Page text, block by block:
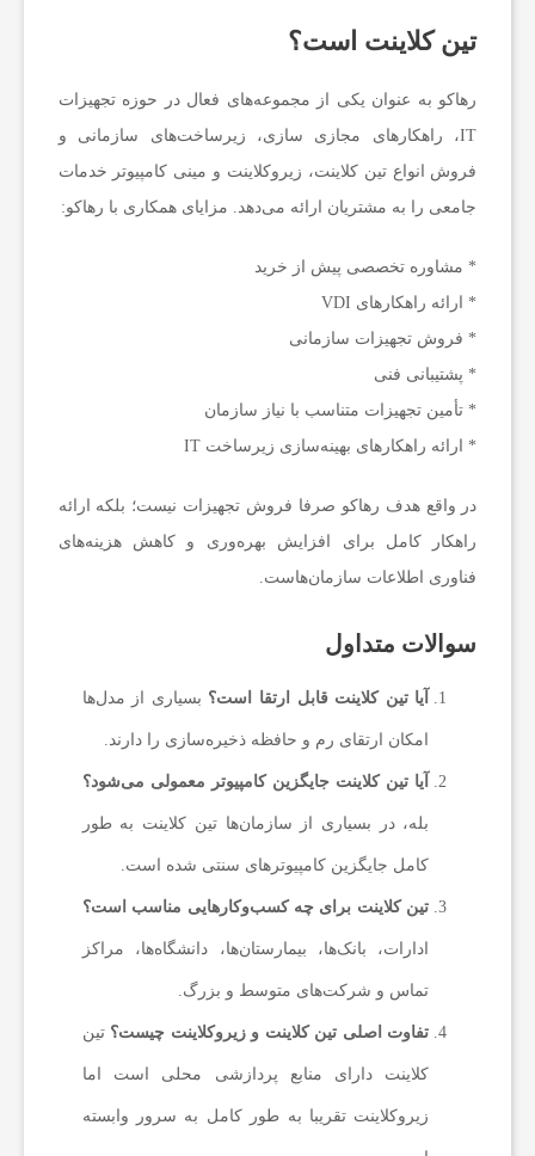
تین کلاینت است؟
رهاکو به عنوان یکی از مجموعه‌های فعال در حوزه تجهیزات
IT، راهکارهای مجازی‌ سازی، زیرساخت‌های سازمانی و
فروش انواع تین کلاینت، زیروکلاینت و مینی کامپیوتر خدمات
جامعی را به مشتریان ارائه می‌دهد. مزایای همکاری با رهاکو:
* مشاوره تخصصی پیش از خرید
* ارائه راهکارهای VDI
* فروش تجهیزات سازمانی
* پشتیبانی فنی
* تأمین تجهیزات متناسب با نیاز سازمان
* ارائه راهکارهای بهینه‌سازی زیرساخت IT
در واقع هدف رهاکو صرفا فروش تجهیزات نیست؛ بلکه ارائه
راهکار کامل برای افزایش بهره‌وری و کاهش هزینه‌های
فناوری اطلاعات سازمان‌هاست.
سوالات متداول
آیا تین کلاینت قابل ارتقا است؟ بسیاری از مدل‌ها
امکان ارتقای رم و حافظه ذخیره‌سازی را دارند.
آیا تین کلاینت جایگزین کامپیوتر معمولی می‌شود؟
بله، در بسیاری از سازمان‌ها تین کلاینت به طور
کامل جایگزین کامپیوترهای سنتی شده است.
تین کلاینت برای چه کسب‌وکارهایی مناسب است؟
ادارات، بانک‌ها، بیمارستان‌ها، دانشگاه‌ها، مراکز
تماس و شرکت‌های متوسط و بزرگ.
تفاوت اصلی تین کلاینت و زیروکلاینت چیست؟ تین
کلاینت دارای منابع پردازشی محلی است اما
زیروکلاینت تقریبا به طور کامل به سرور وابسته